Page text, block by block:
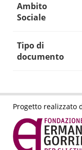
Ambito
Sociale
Tipo di
documento
Progetto realizzato